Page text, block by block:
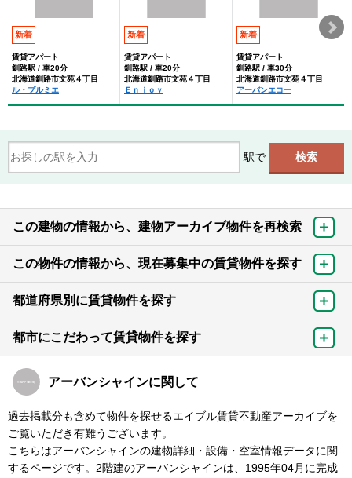
新着
賃貸アパート
釧路駅 / 車20分
北海道釧路市文苑４丁目
ル・プルミエ
新着
賃貸アパート
釧路駅 / 車20分
北海道釧路市文苑４丁目
Ｅｎｊｏｙ
新着
賃貸アパート
釧路駅 / 車30分
北海道釧路市文苑４丁目
アーバンエコー
駅で
この建物の情報から、建物アーカイブ物件を再検索
この物件の情報から、現在募集中の賃貸物件を探す
都道府県別に賃貸物件を探す
都市にこだわって賃貸物件を探す
アーバンシャインに関して
過去掲載分も含めて物件を探せるエイブル賃貸不動産アーカイブを
ご覧いただき有難うございます。
こちらはアーバンシャインの建物詳細・設備・空室情報データに関
するページです。2階建のアーバンシャインは、1995年04月に完成